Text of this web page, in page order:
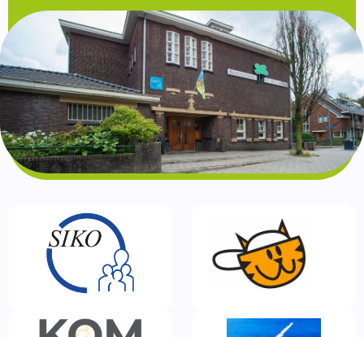
Schoolgids
Gezonde school
Kinderopvang
BSO
Routebeschrijving
Privacy